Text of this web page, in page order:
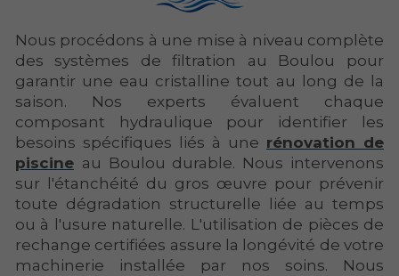
Nous procédons à une mise à niveau complète
des systèmes de filtration au Boulou pour
garantir une eau cristalline tout au long de la
saison. Nos experts évaluent chaque
composant hydraulique pour identifier les
besoins spécifiques liés à une rénovation de
piscine au Boulou durable. Nous intervenons
sur l'étanchéité du gros œuvre pour prévenir
toute dégradation structurelle liée au temps
ou à l'usure naturelle. L'utilisation de pièces de
rechange certifiées assure la longévité de votre
machinerie installée par nos soins. Nous